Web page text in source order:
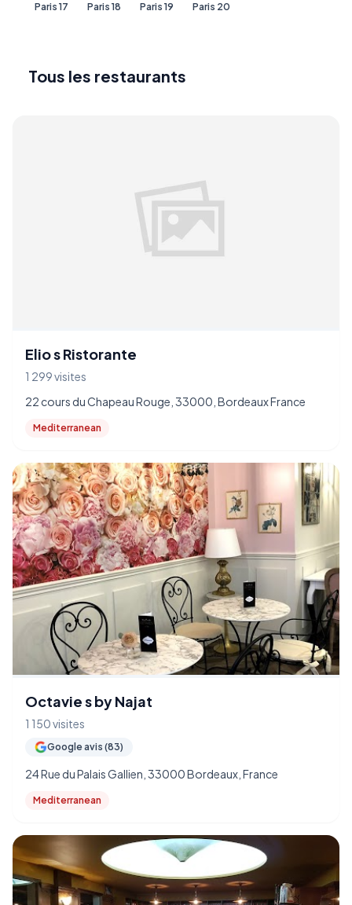
Paris 17
Paris 18 Paris 19 Paris 20
Tous les restaurants
Elio s Ristorante
1 299 visites
22 cours du Chapeau Rouge, 33000, Bordeaux France
Mediterranean
Octavie s by Najat
1 150 visites
Google avis (83)
24 Rue du Palais Gallien, 33000 Bordeaux, France
Mediterranean